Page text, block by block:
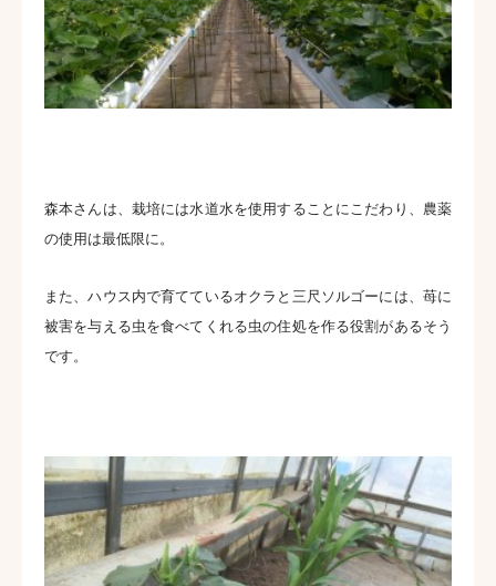
森本さんは、栽培には水道水を使用することにこだわり、農薬
の使用は最低限に。
また、ハウス内で育てているオクラと三尺ソルゴーには、苺に
被害を与える虫を食べてくれる虫の住処を作る役割があるそう
です。